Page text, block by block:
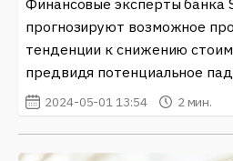
прогнозируют возможное
тенденции к снижению
предвидя потенциальное
2024-05-01 13:54 2 мин.